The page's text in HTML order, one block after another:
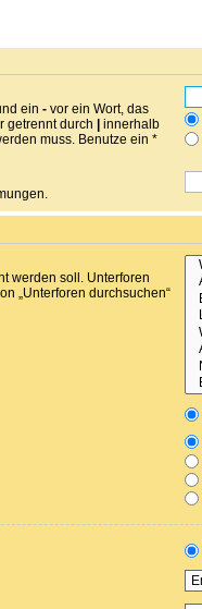
ein - vor ein Wort, das
getrennt durch
innerhalb
muss. Benutze ein *
werden soll. Unterforen
„Unterforen durchsuchen“